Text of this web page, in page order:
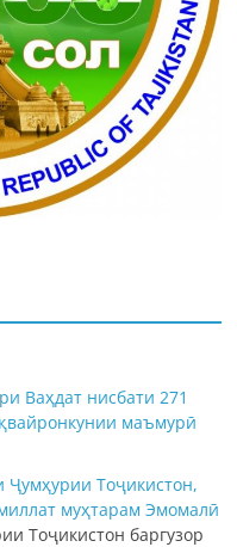
Ваҳдат нисбати 271
маъмурӣ
Ҷумҳурии Тоҷикистон,
муҳтарам Эмомалӣ
Тоҷикистон баргузор